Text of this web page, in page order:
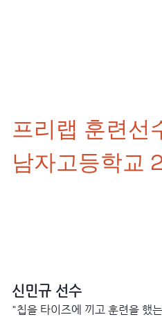
프리랩 훈련선
남자고등학교
신민규 선수
"칩을 타이즈에 끼고 훈련을 했